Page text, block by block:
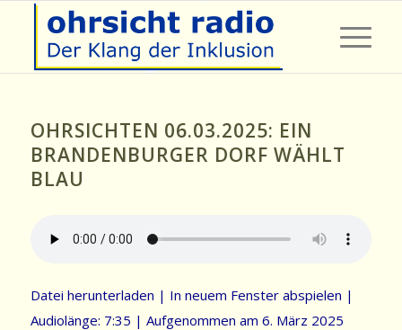
OHRSICHTEN 06.03.2025: EIN
BRANDENBURGER DORF WÄHLT
BLAU
Datei herunterladen | In neuem Fenster abspielen |
Audiolänge: 7:35 | Aufgenommen am 6. März 2025